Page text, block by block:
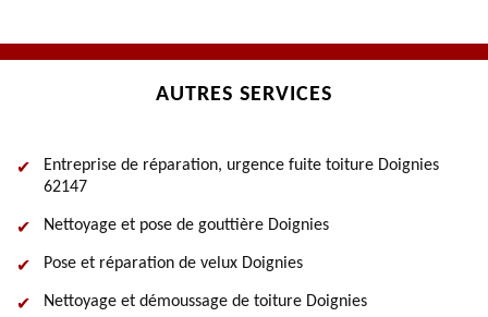
AUTRES SERVICES
Entreprise de réparation, urgence fuite toiture Doignies
62147
Nettoyage et pose de gouttière Doignies
Pose et réparation de velux Doignies
Nettoyage et démoussage de toiture Doignies